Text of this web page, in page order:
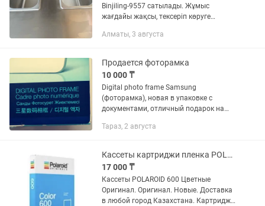
Binjiling-9557 сатылады. Жұмыс
жағдайы жақсы, тексеріп көруге
Кафе, дүкен, фудкортқа өте қолайлы.
Алматы, 3 августа
Продается фоторамка
10 000 ₸
Digital photo frame Samsung
(фоторамка), новая в упаковке с
документами, отличный подарок на
фотографиях.
Тараз, 2 августа
Кассеты картриджи пленка POLAROID Полароид 600 636
17 000 ₸
Кассеты POLAROID 600 Цветные
Оригинал. Оригинал. Новые. Доставка
в любой город Казахстана. Картридж